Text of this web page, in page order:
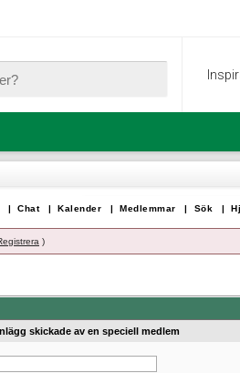
Sök |
Medlemmar |
Kalender |
Chat |
|
)
skickade av en speciell medlem